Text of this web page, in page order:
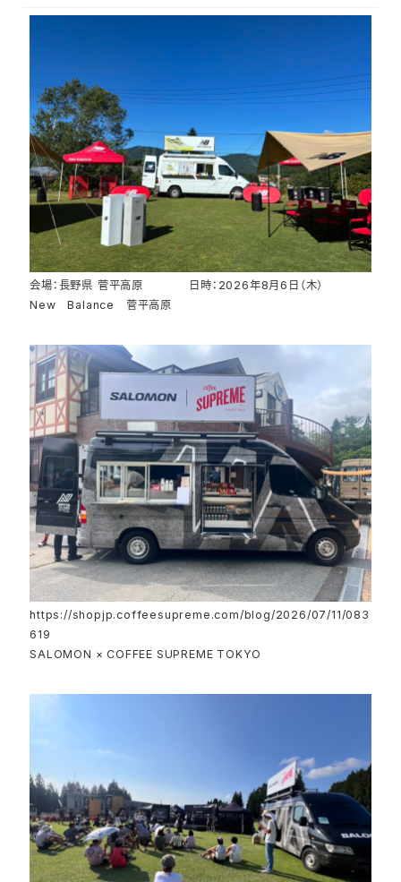
New Balance 菅平高原
会場：長野県 菅平高原 日時：2026年8月6日（木）
SALOMON × COFFEE SUPREME TOKYO
https://shopjp.coffeesupreme.com/blog/2026/07/11/083
619